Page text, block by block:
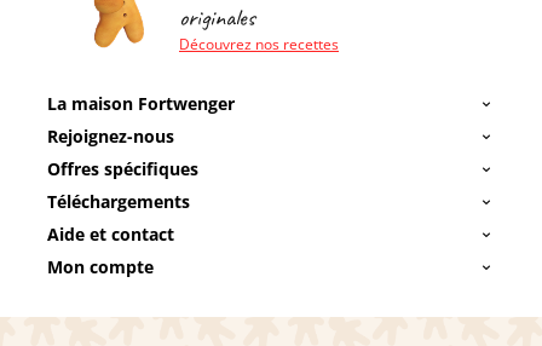
originales
Découvrez nos recettes
La maison Fortwenger
Rejoignez-nous
Offres spécifiques
Téléchargements
Aide et contact
Mon compte